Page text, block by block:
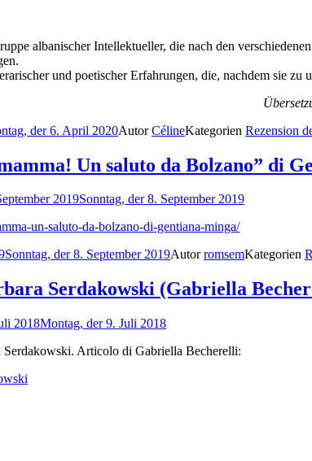
albanischer Intellektueller, die nach den
und poetischer Erfahrungen, die, nachdem sie
der 6. April 2020AutorCélineKategorien Rezension
Un saluto da Bolzano” di
2019Sonntag, der 8. September 2019
un-saluto-da-bolzano-di-gentiana-minga/
Sonntag, der 8. September 2019AutorromsemKategorien
Serdakowski (Gabriella
2018Montag, der 9. Juli 2018
Serdakowski. Articolo di Gabriella Becherelli: